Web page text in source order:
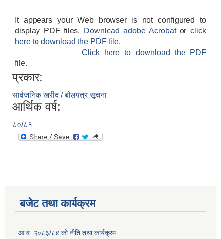
It appears your Web browser is not configured to
display PDF files.
Download adobe Acrobatorclick
here to download the PDF file.
Click here to download the PDF
file.
प्रकार:
सार्वजनिक खरीद / बोलपत्र सूचना
आर्थिक वर्ष:
८०/८१
बजेट तथा कार्यक्रम
आ.व. २०८३/८४ को नीति तथा कार्यक्रम